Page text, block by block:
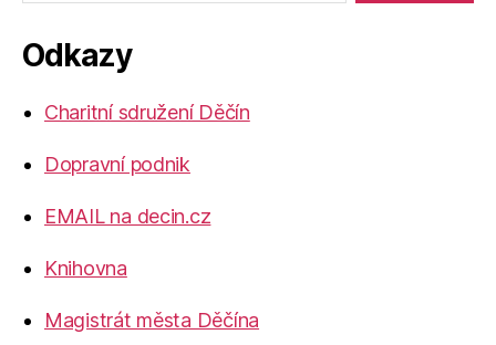
Odkazy
Charitní sdružení Děčín
Dopravní podnik
EMAIL na decin.cz
Knihovna
Magistrát města Děčína